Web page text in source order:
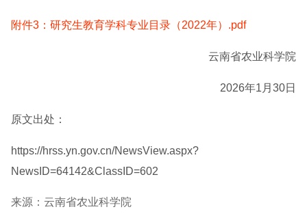
附件3：研究生教育学科专业目录（2022年）.pdf
云南省农业科学院
2026年1月30日
原文出处：
https://hrss.yn.gov.cn/NewsView.aspx?
NewsID=64142&ClassID=602
来源：云南省农业科学院